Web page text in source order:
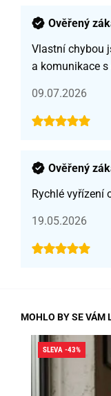
Ověřený
Vlastní chybou
a komunikace
09.07.2026
Ověřený
Rychlé vyřízení
19.05.2026
MOHLO BY SE VÁM
SLEVA -43%